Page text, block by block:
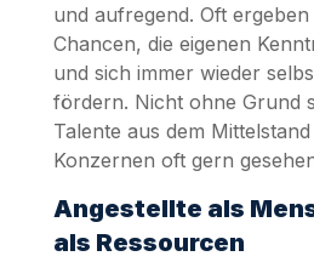
und aufregend. Oft
Chancen, die eigenen
und sich immer wieder
fördern. Nicht ohne Grund
Talente aus dem
Konzernen oft gern
Angestellte als
als Ressourcen